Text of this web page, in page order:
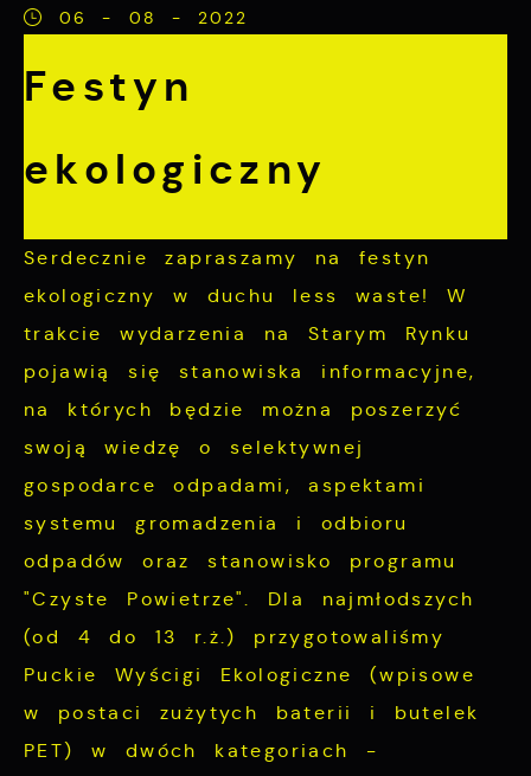
06 - 08 - 2022
Festyn
ekologiczny
Serdecznie zapraszamy na festyn
ekologiczny w duchu less waste! W
trakcie wydarzenia na Starym Rynku
pojawią się stanowiska informacyjne,
na których będzie można poszerzyć
swoją wiedzę o selektywnej
gospodarce odpadami, aspektami
systemu gromadzenia i odbioru
odpadów oraz stanowisko programu
"Czyste Powietrze". Dla najmłodszych
(od 4 do 13 r.ż.) przygotowaliśmy
Puckie Wyścigi Ekologiczne (wpisowe
w postaci zużytych baterii i butelek
PET) w dwóch kategoriach -
internetowej i umożliwiają Ci komfortowe
korzystanie z oferowanych przez nas usług.
Pliki cookies odpowiadają na podejmowane
dostosowania Twoich ustawień preferencji
prywatności, logowania czy wypełniania
której korzystasz, może działać bez
zakłóceń.
Funkcjonalne i personalizacyjne
Tego typu pliki cookies umożliwiają stronie
internetowej zapamiętanie wprowadzonych
przez Ciebie ustawień oraz personalizację
określonych funkcjonalności czy
prezentowanych treści.
Dzięki tym plikom cookies możemy
funkcjonalności naszej strony poprzez
dopasowanie jej do Twoich indywidualnych
preferencji. Wyrażenie zgody na
funkcjonalne i personalizacyjne pliki
cookies gwarantuje dostępność większej
ilości funkcji na stronie.
Więcej
Analityczne
Analityczne pliki cookies pomagają nam
rozwijać się i dostosowywać do Twoich
potrzeb.
Cookies analityczne pozwalają na uzyskanie
informacji w zakresie wykorzystywania
Więcej